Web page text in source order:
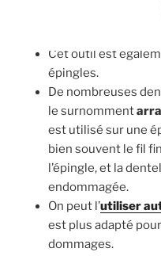
Cet outil est
épingles.
De nombreuses
le surnomment
est utilisé sur une
bien souvent le fil
l’épingle, et la
endommagée.
On peut l’utiliser
est plus adapté
dommages.